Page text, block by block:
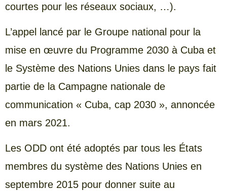
courtes pour les réseaux sociaux, …).
L’appel lancé par le Groupe national pour la
mise en œuvre du Programme 2030 à Cuba et
le Système des Nations Unies dans le pays fait
partie de la Campagne nationale de
communication « Cuba, cap 2030 », annoncée
en mars 2021.
Les ODD ont été adoptés par tous les États
membres du système des Nations Unies en
septembre 2015 pour donner suite au